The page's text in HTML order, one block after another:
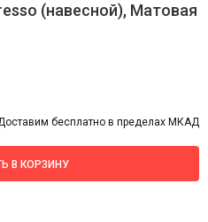
(навесной), Матовая
бесплатно в пределах МКАД
В КОРЗИНУ